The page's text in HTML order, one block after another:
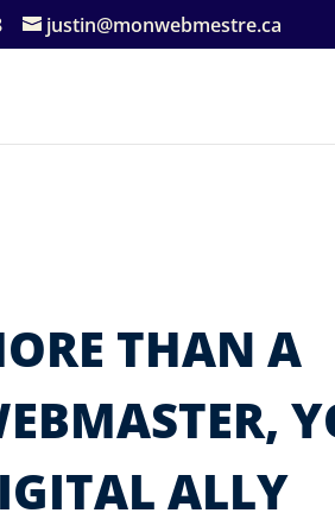
justin@monwebmestre.ca
THAN A
ALLY